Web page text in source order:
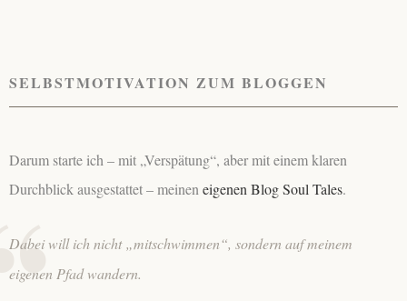
SELBSTMOTIVATION ZUM BLOGGEN
Darum starte ich – mit „Verspätung“, aber mit einem klaren
Durchblick ausgestattet – meinen eigenen Blog Soul Tales.
Dabei will ich nicht „mitschwimmen“, sondern auf meinem
eigenen Pfad wandern.